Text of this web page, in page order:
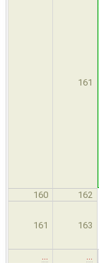
161
160 162
161 163
…
…